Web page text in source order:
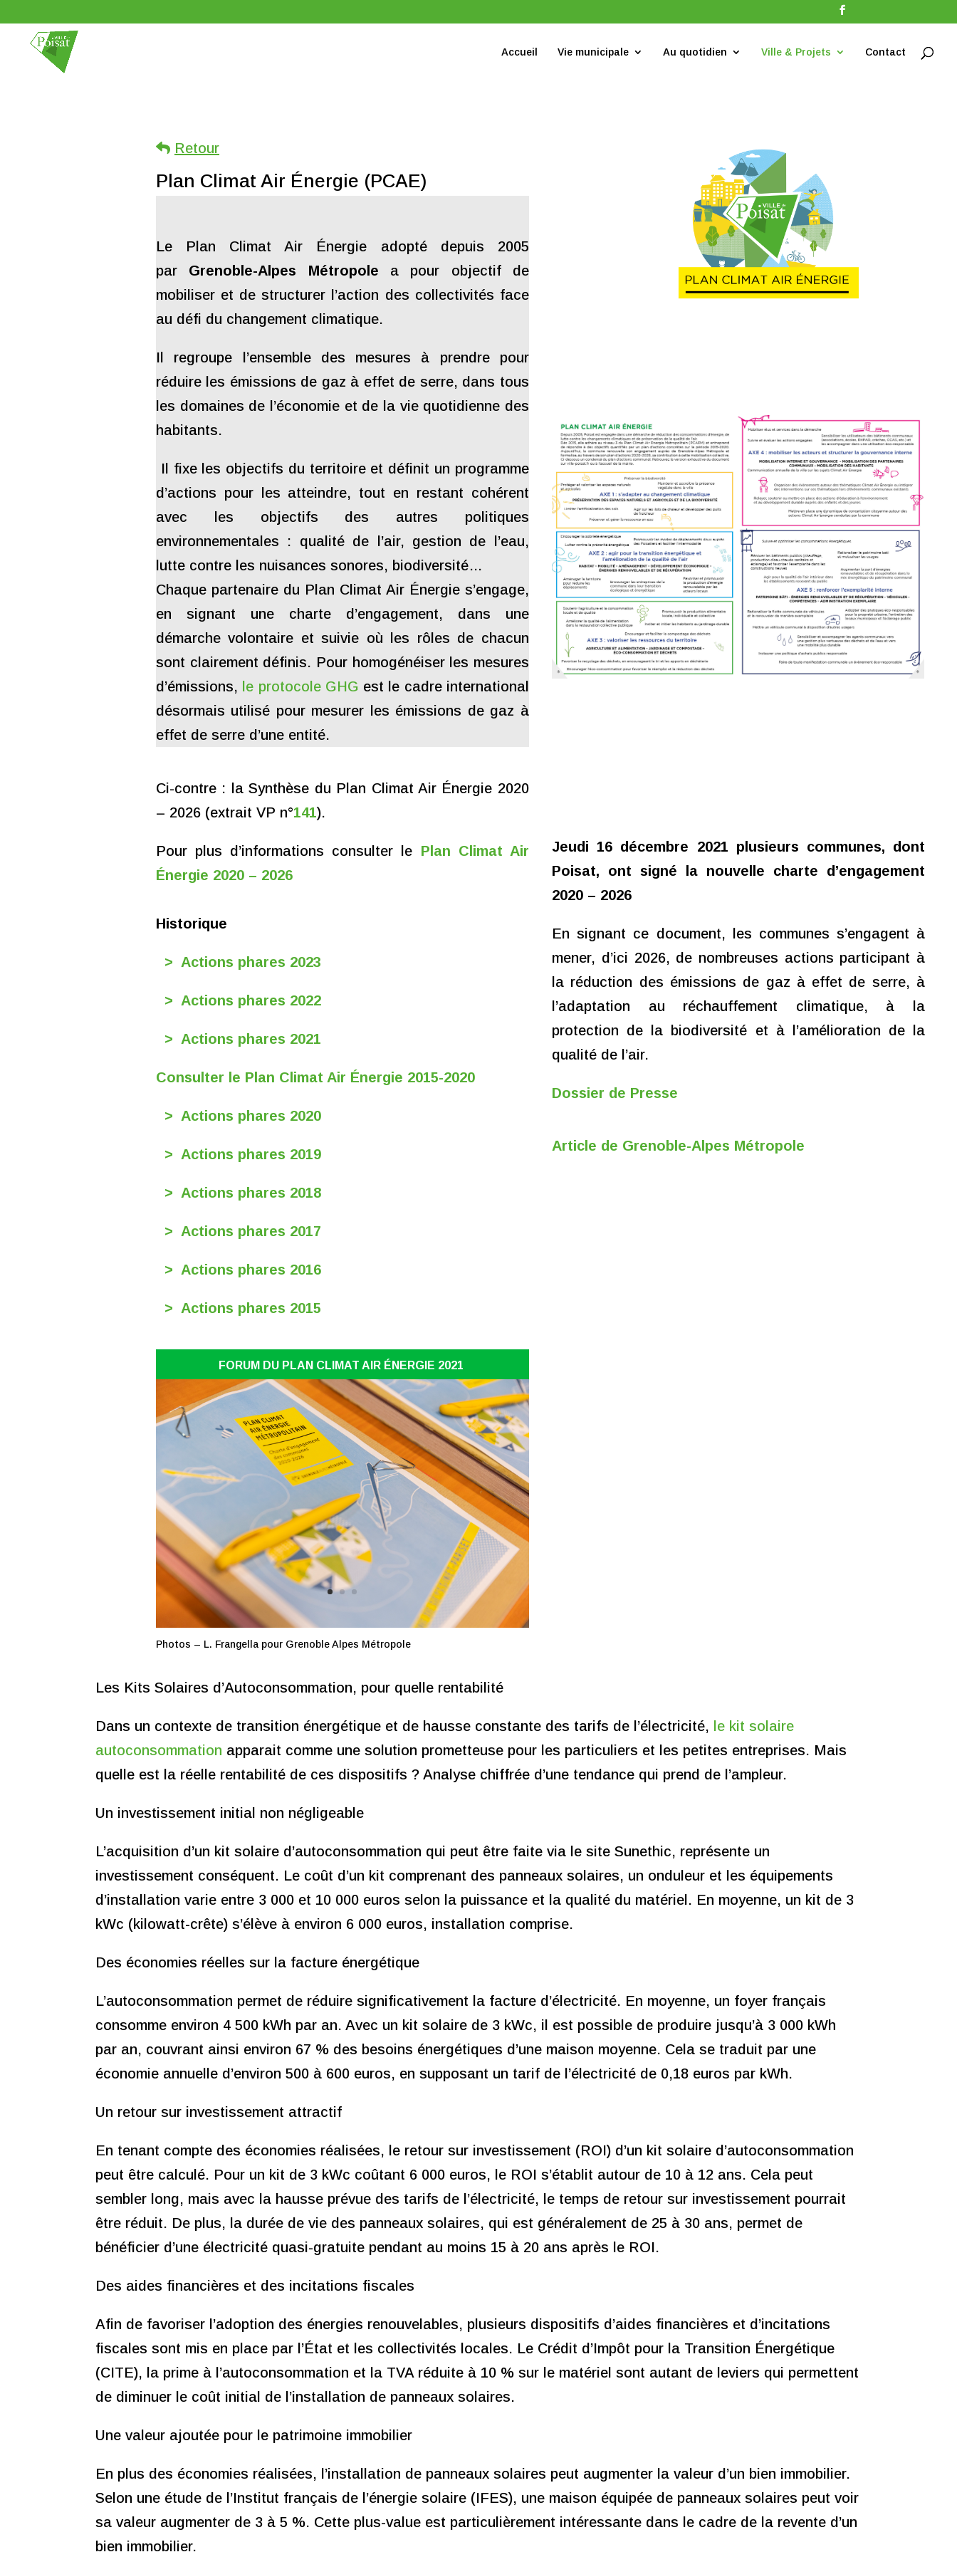
Accueil Vie municipale Au quotidien Ville & Projets Contact
Retour
Plan Climat Air Énergie (PCAE)
Le Plan Climat Air Énergie adopté depuis 2005
par Grenoble-Alpes Métropole a pour objectif de
mobiliser et de structurer l’action des collectivités face
au défi du changement climatique.
Il regroupe l’ensemble des mesures à prendre pour
réduire les émissions de gaz à effet de serre, dans tous
les domaines de l’économie et de la vie quotidienne des
habitants.
Il fixe les objectifs du territoire et définit un programme
d’actions pour les atteindre, tout en restant cohérent
avec les objectifs des autres politiques
environnementales : qualité de l’air, gestion de l’eau,
lutte contre les nuisances sonores, biodiversité…
Chaque partenaire du Plan Climat Air Énergie s’engage,
en signant une charte d’engagement, dans une
démarche volontaire et suivie où les rôles de chacun
sont clairement définis. Pour homogénéiser les mesures
d’émissions, le protocole GHG est le cadre international
désormais utilisé pour mesurer les émissions de gaz à
effet de serre d’une entité.
Ci-contre : la Synthèse du Plan Climat Air Énergie 2020
– 2026 (extrait VP n°141).
Pour plus d’informations consulter le Plan Climat Air
Énergie 2020 – 2026
Historique
> Actions phares 2023
> Actions phares 2022
> Actions phares 2021
Consulter le Plan Climat Air Énergie 2015-2020
> Actions phares 2020
> Actions phares 2019
> Actions phares 2018
> Actions phares 2017
> Actions phares 2016
> Actions phares 2015
FORUM DU PLAN CLIMAT AIR ÉNERGIE 2021
Photos – L. Frangella pour Grenoble Alpes Métropole
Jeudi 16 décembre 2021 plusieurs communes, dont
Poisat, ont signé la nouvelle charte d’engagement
2020 – 2026
En signant ce document, les communes s’engagent à
mener, d’ici 2026, de nombreuses actions participant à
la réduction des émissions de gaz à effet de serre, à
l’adaptation au réchauffement climatique, à la
protection de la biodiversité et à l’amélioration de la
qualité de l’air.
Dossier de Presse
Article de Grenoble-Alpes Métropole
Les Kits Solaires d’Autoconsommation, pour quelle rentabilité
Dans un contexte de transition énergétique et de hausse constante des tarifs de l’électricité, le kit solaire
autoconsommation apparait comme une solution prometteuse pour les particuliers et les petites entreprises. Mais
quelle est la réelle rentabilité de ces dispositifs ? Analyse chiffrée d’une tendance qui prend de l’ampleur.
Un investissement initial non négligeable
L’acquisition d’un kit solaire d’autoconsommation qui peut être faite via le site Sunethic, représente un
investissement conséquent. Le coût d’un kit comprenant des panneaux solaires, un onduleur et les équipements
d’installation varie entre 3 000 et 10 000 euros selon la puissance et la qualité du matériel. En moyenne, un kit de 3
kWc (kilowatt-crête) s’élève à environ 6 000 euros, installation comprise.
Des économies réelles sur la facture énergétique
L’autoconsommation permet de réduire significativement la facture d’électricité. En moyenne, un foyer français
consomme environ 4 500 kWh par an. Avec un kit solaire de 3 kWc, il est possible de produire jusqu’à 3 000 kWh
par an, couvrant ainsi environ 67 % des besoins énergétiques d’une maison moyenne. Cela se traduit par une
économie annuelle d’environ 500 à 600 euros, en supposant un tarif de l’électricité de 0,18 euros par kWh.
Un retour sur investissement attractif
En tenant compte des économies réalisées, le retour sur investissement (ROI) d’un kit solaire d’autoconsommation
peut être calculé. Pour un kit de 3 kWc coûtant 6 000 euros, le ROI s’établit autour de 10 à 12 ans. Cela peut
sembler long, mais avec la hausse prévue des tarifs de l’électricité, le temps de retour sur investissement pourrait
être réduit. De plus, la durée de vie des panneaux solaires, qui est généralement de 25 à 30 ans, permet de
bénéficier d’une électricité quasi-gratuite pendant au moins 15 à 20 ans après le ROI.
Des aides financières et des incitations fiscales
Afin de favoriser l’adoption des énergies renouvelables, plusieurs dispositifs d’aides financières et d’incitations
fiscales sont mis en place par l’État et les collectivités locales. Le Crédit d’Impôt pour la Transition Énergétique
(CITE), la prime à l’autoconsommation et la TVA réduite à 10 % sur le matériel sont autant de leviers qui permettent
de diminuer le coût initial de l’installation de panneaux solaires.
Une valeur ajoutée pour le patrimoine immobilier
En plus des économies réalisées, l’installation de panneaux solaires peut augmenter la valeur d’un bien immobilier.
Selon une étude de l’Institut français de l’énergie solaire (IFES), une maison équipée de panneaux solaires peut voir
sa valeur augmenter de 3 à 5 %. Cette plus-value est particulièrement intéressante dans le cadre de la revente d’un
bien immobilier.